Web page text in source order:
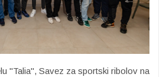
"Talia", Savez za sportski ribolov na